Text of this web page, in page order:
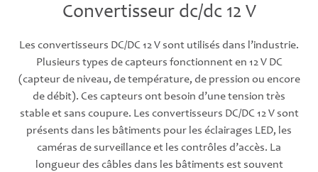
Convertisseur dc/dc 12 V
Les convertisseurs DC/DC 12 V sont utilisés dans l’industrie.
Plusieurs types de capteurs fonctionnent en 12 V DC
(capteur de niveau, de température, de pression ou encore
de débit). Ces capteurs ont besoin d’une tension très
stable et sans coupure. Les convertisseurs DC/DC 12 V sont
présents dans les bâtiments pour les éclairages LED, les
caméras de surveillance et les contrôles d’accès. La
longueur des câbles dans les bâtiments est souvent